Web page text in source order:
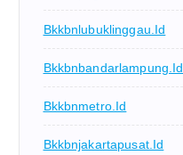
Bkkbnlubuklinggau.id
Bkkbnbandarlampung.id
Bkkbnmetro.id
Bkkbnjakartapusat.id